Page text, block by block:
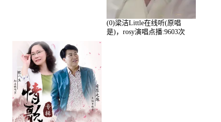
(0)梁洁Little在线听(原唱
是)，rosy演唱点播:9603次